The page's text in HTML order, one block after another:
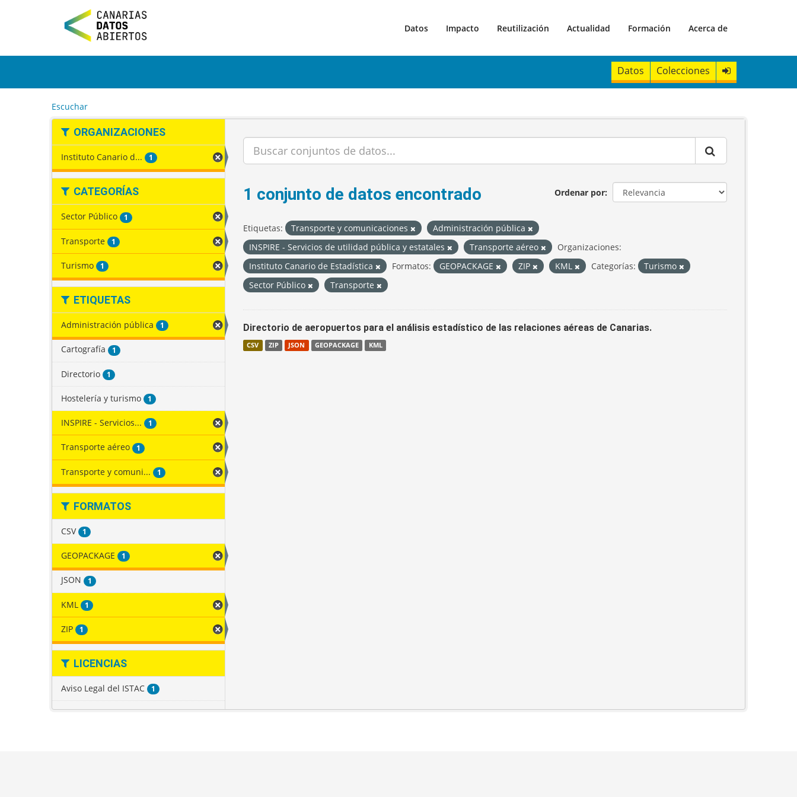
t
Datos Impacto Reutilización Actualidad Formación Acerca de
Datos Colecciones
Escuchar
ORGANIZACIONES
Instituto Canario d... 1
CATEGORÍAS
Sector Público 1
Transporte 1
Turismo 1
ETIQUETAS
Administración pública 1
Cartografía 1
Directorio 1
Hostelería y turismo 1
INSPIRE - Servicios... 1
Transporte aéreo 1
Transporte y comuni... 1
FORMATOS
CSV 1
GEOPACKAGE 1
JSON 1
KML 1
ZIP 1
LICENCIAS
Aviso Legal del ISTAC 1
Ordenar por
1 conjunto de datos encontrado
Etiquetas: Transporte y comunicaciones
Administración pública
INSPIRE - Servicios de utilidad pública y estatales
Transporte aéreo
Organizaciones:
Instituto Canario de Estadística
Formatos: GEOPACKAGE ZIP KML Categorías:
Turismo
Sector Público
Transporte
Directorio de aeropuertos para el análisis estadístico de las relaciones aéreas de Canarias.
CSV ZIP JSON GEOPACKAGE KML